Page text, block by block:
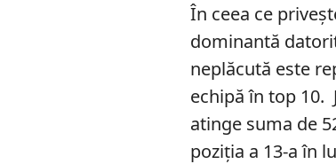
În ceea ce
dominantă
neplăcută este
echipă în top 10.
atinge suma de
poziția a 13-a în